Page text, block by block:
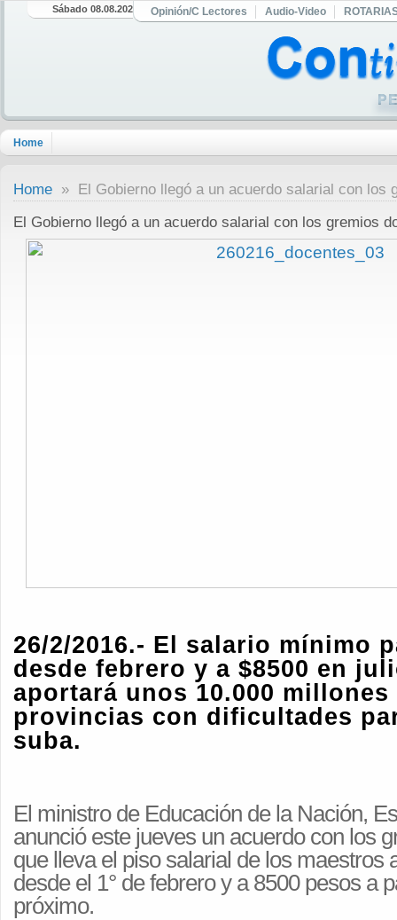
Sábado 08.08.2026 Opinión/C Lectores Audio-Video
Home
Home » El Gobierno llegó a un acuerdo salarial con los
El Gobierno llegó a un acuerdo salarial con los gremios
26/2/2016.- El salario mínimo
desde febrero y a $8500 en
aportará unos 10.000 millones
provincias con dificultades
suba.
El ministro de Educación de la Nación,
anunció este jueves un acuerdo con los
que lleva el piso salarial de los maestros
desde el 1° de febrero y a 8500 pesos a
próximo.